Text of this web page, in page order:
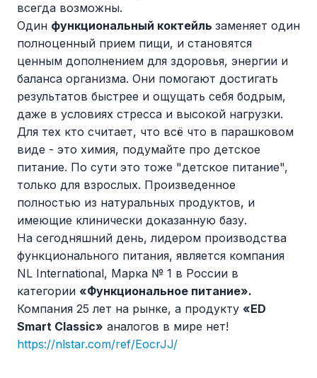
всегда возможны.
Один функциональный коктейль заменяет один
полноценный прием пищи, и становятся
ценным дополнением для здоровья, энергии и
баланса организма. Они помогают достигать
результатов быстрее и ощущать себя бодрым,
даже в условиях стресса и высокой нагрузки.
Для тех кто считает, что всё что в парашковом
виде - это химия, подумайте про детское
питание. По сути это тоже "детское питание",
только для взрослых. Произведенное
полностью из натуральных продуктов, и
имеющие клинически доказанную базу.
На сегодняшний день, лидером производства
функционального питания, является компания
NL International, Марка № 1 в России в
категории «Функциональное питание».
Компания 25 лет на рынке, а продукту «ED
Smart Classic» аналогов в мире нет!
https://nlstar.com/ref/EocrJJ/